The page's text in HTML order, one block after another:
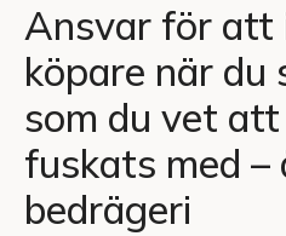
Ansvar för att
köpare när du
som du vet
fuskats med
bedrägeri